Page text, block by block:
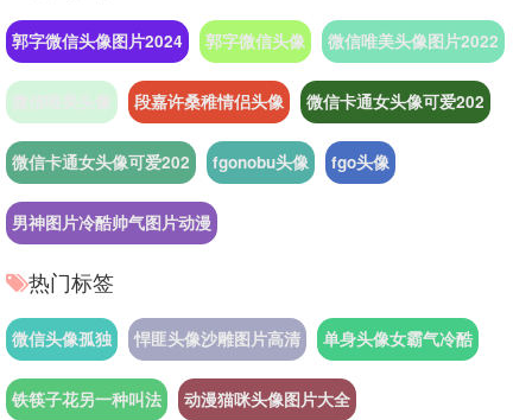
郭字微信头像图片2024 郭字微信头像 微信唯美头像图片2022
段嘉许桑稚情侣头像 微信卡通女头像可爱202
微信卡通女头像可爱202 fgonobu头像 fgo头像
男神图片冷酷帅气图片动漫
热门标签
微信头像孤独 悍匪头像沙雕图片高清 单身头像女霸气冷酷
铁筷子花另一种叫法 动漫猫咪头像图片大全